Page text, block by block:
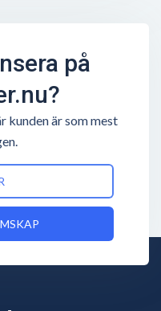
på
kunden är som mest